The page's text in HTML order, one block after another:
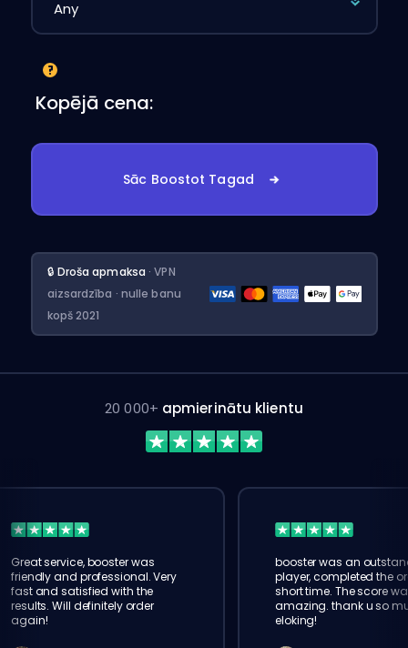
Kopējā cena:
Sāc Boostot Tagad
🔒 Droša apmaksa · VPN
aizsardzība · nulle banu
kopš 2021
20 000+ apmierinātu klientu
Great service, booster was
friendly and professional. Very
fast and satisfied with the
results. Will definitely order
again!
booster was an
player, completed the
short time. The score
amazing. thank u so
eloking!